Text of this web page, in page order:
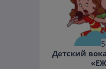
Детский